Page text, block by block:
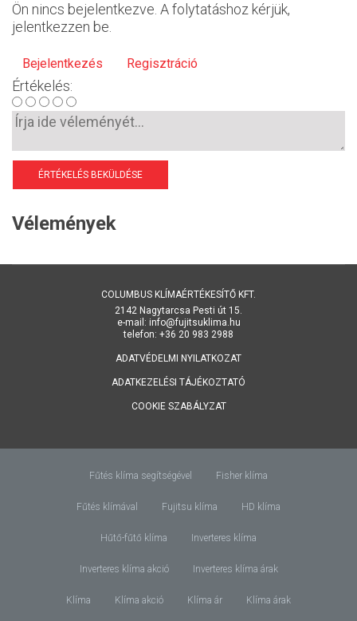
Ön nincs bejelentkezve. A folytatáshoz kérjük,
jelentkezzen be.
Bejelentkezés Regisztráció
Értékelés:
ÉRTÉKELÉS BEKÜLDÉSE
Vélemények
COLUMBUS KLÍMAÉRTÉKESÍTŐ KFT.
2142 Nagytarcsa Pesti út 15.
e-mail: info@fujitsuklima.hu
telefon: +36 20 983 2988
ADATVÉDELMI NYILATKOZAT
ADATKEZELÉSI TÁJÉKOZTATÓ
COOKIE SZABÁLYZAT
Fűtés klíma segítségével Fisher klíma
Fűtés klímával Fujitsu klíma HD klíma
Hűtő-fűtő klíma Inverteres klíma
Inverteres klíma akció Inverteres klíma árak
Klíma Klíma akció Klíma ár Klíma árak